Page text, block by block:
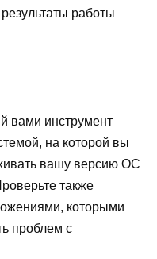
работы
вами инструмент
на которой вы
вашу версию ОС
также
которыми
проблем с